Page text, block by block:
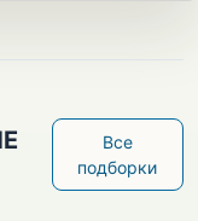
Все
подборки